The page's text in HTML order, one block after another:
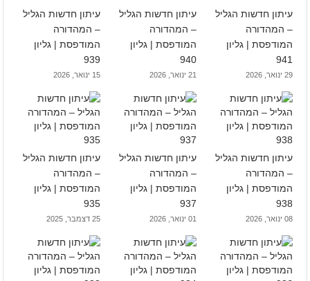
עיתון חדשות הגליל
– המהדורה
המודפסת | גליון
941
29 ינואר, 2026
עיתון חדשות הגליל
– המהדורה
המודפסת | גליון
940
21 ינואר, 2026
עיתון חדשות הגליל
– המהדורה
המודפסת | גליון
939
15 ינואר, 2026
עיתון חדשות הגליל
– המהדורה
המודפסת | גליון
938
08 ינואר, 2026
עיתון חדשות הגליל
– המהדורה
המודפסת | גליון
937
01 ינואר, 2026
עיתון חדשות הגליל
– המהדורה
המודפסת | גליון
935
25 דצמבר, 2025